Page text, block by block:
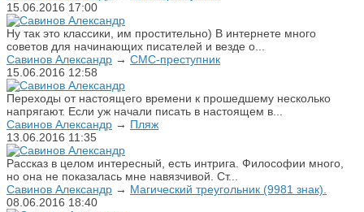
15.06.2016 17:00
Ну так это классики, им простительно) В интернете много
советов для начинающих писателей и везде о...
Савинов Александр → СМС-преступник
15.06.2016 12:58
Переходы от настоящего времени к прошедшему несколько
напрягают. Если уж начали писать в настоящем в...
Савинов Александр → Пляж
13.06.2016 11:35
Рассказ в целом интересный, есть интрига. Философии много,
но она не показалась мне навязчивой. Ст...
Савинов Александр → Магический треугольник (9981 знак).
08.06.2016 18:40